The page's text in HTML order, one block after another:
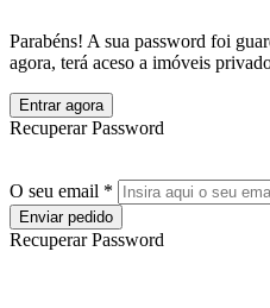
Parabéns! A sua password foi
agora, terá aceso a imóveis
Entrar agora
Recuperar Password
O seu email *
Enviar pedido
Recuperar Password